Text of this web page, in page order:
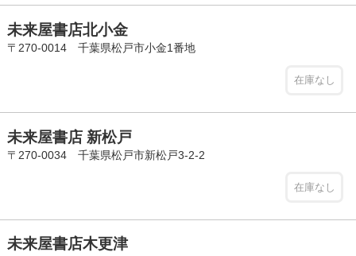
未来屋書店北小金
〒270-0014 千葉県松戸市小金1番地
在庫なし
未来屋書店 新松戸
〒270-0034 千葉県松戸市新松戸3-2-2
在庫なし
未来屋書店木更津